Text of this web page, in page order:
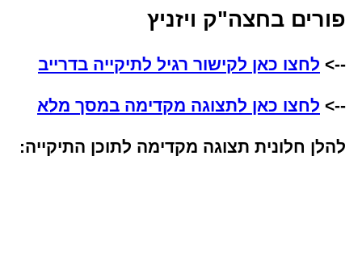
פורים בחצה"ק ויזניץ
--> לחצו כאן לקישור רגיל לתיקייה בדרייב
--> לחצו כאן לתצוגה מקדימה במסך מלא
להלן חלונית תצוגה מקדימה לתוכן התיקייה: